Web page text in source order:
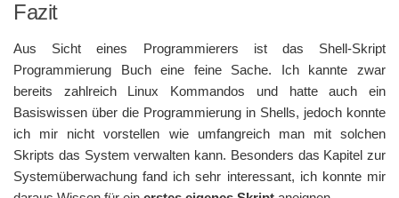
Fazit
Aus Sicht eines Programmierers ist das Shell-Skript
Programmierung Buch eine feine Sache. Ich kannte zwar
bereits zahlreich Linux Kommandos und hatte auch ein
Basiswissen über die Programmierung in Shells, jedoch konnte
ich mir nicht vorstellen wie umfangreich man mit solchen
Skripts das System verwalten kann. Besonders das Kapitel zur
Systemüberwachung fand ich sehr interessant, ich konnte mir